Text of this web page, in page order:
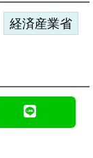
経済産業省